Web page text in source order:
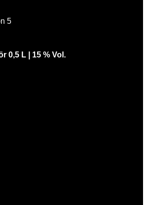
5
0,5 L | 15 % Vol.